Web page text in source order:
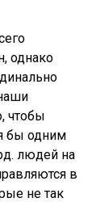
однако
чтобы
бы одним
людей на
в
не так